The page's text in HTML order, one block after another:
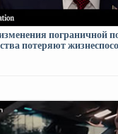
пограничной
потеряют